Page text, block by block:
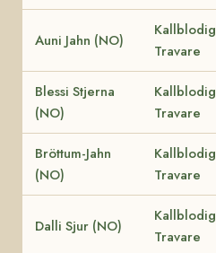
Auni Jahn (NO)
Kallblodig
Travare
Blessi Stjerna
(NO)
Kallblodig
Travare
Bröttum-Jahn
(NO)
Kallblodig
Travare
Dalli Sjur (NO)
Kallblodig
Travare